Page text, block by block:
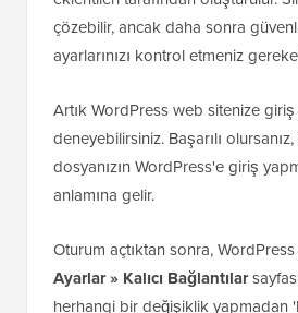
çözebilir, ancak daha sonra
ayarlarınızı kontrol etmeniz
Artık WordPress web sitenize giriş
deneyebilirsiniz. Başarılı
dosyanızın WordPress'e giriş
anlamına gelir.
Oturum açtıktan sonra,
Ayarlar » Kalıcı Bağlantılar
herhangi bir değişiklik yapmadan